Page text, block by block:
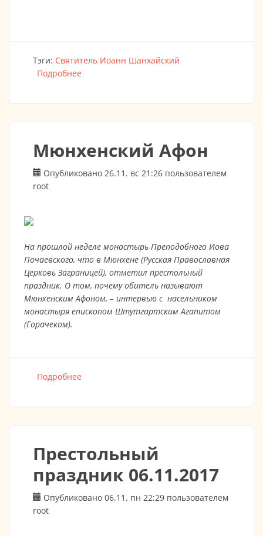
Тэги: Святитель Иоанн Шанхайский
Подробнее
Мюнхенский Афон
Опубликовано 26.11. вс 21:26 пользователем
root
На прошлой неделе монастырь Преподобного Иова
Почаевского, что в Мюнхене (Русская Православная
Церковь Заграницей), отметил престольный
праздник. О том, почему обитель называют
Мюнхенским Афоном, – интервью с насельником
монастыря епископом Штутгартским Агапитом
(Горачеком).
Подробнее
Престольный
праздник 06.11.2017
Опубликовано 06.11. пн 22:29 пользователем
root